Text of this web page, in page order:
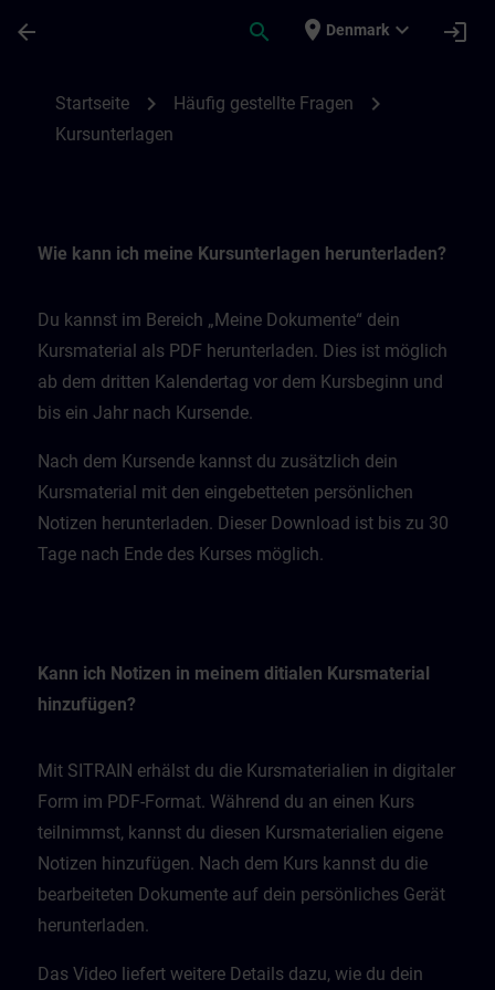
arrow_back search place Denmark expand_more login
Startseite chevron_right Häufig gestellte Fragen chevron_right
Kursunterlagen
Wie kann ich meine Kursunterlagen herunterladen?
Du kannst im Bereich „Meine Dokumente“ dein
Kursmaterial als PDF herunterladen. Dies ist möglich
ab dem dritten Kalendertag vor dem Kursbeginn und
bis ein Jahr nach Kursende.
Nach dem Kursende kannst du zusätzlich dein
Kursmaterial mit den eingebetteten persönlichen
Notizen herunterladen. Dieser Download ist bis zu 30
Tage nach Ende des Kurses möglich.
Kann ich Notizen in meinem ditialen Kursmaterial
hinzufügen?
Mit SITRAIN erhälst du die Kursmaterialien in digitaler
Form im PDF-Format. Während du an einen Kurs
teilnimmst, kannst du diesen Kursmaterialien eigene
Notizen hinzufügen. Nach dem Kurs kannst du die
bearbeiteten Dokumente auf dein persönliches Gerät
herunterladen.
Das Video liefert weitere Details dazu, wie du dein